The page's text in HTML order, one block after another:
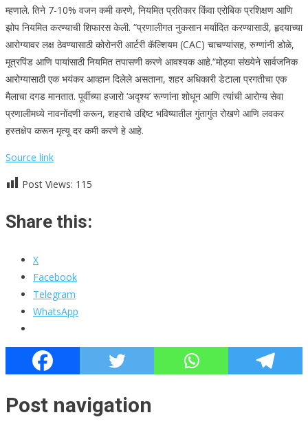
म्हणाले. तिने 7-10% वजन कमी करणे, नियमित प्रतिकार किंवा एरोबिक प्रशिक्षण आणि
झोप नियमित करण्याची शिफारस केली. “प्रणालीगत नुकसान मर्यादित करण्यासाठी, हृदयाच्या
आरोग्यावर लक्ष ठेवण्यासाठी कोरोनरी आर्टरी कॅल्शियम (CAC) चाचण्यांसह, रुग्णांनी डोळे,
मूत्रपिंड आणि पायांसाठी नियमित तपासणी करणे आवश्यक आहे.“मोठ्या संख्येने सार्वजनिक
आरोग्यासाठी एक भयंकर आव्हान दिलेले असताना, शहर अधिकारी डेटाला प्रगतीचा एक
मैलाचा दगड मानतात. पूर्वीच्या हजारो ‘अदृश्य’ रूग्णांना शोधून आणि त्यांची आरोग्य सेवा
प्रणालीमध्ये नावनोंदणी करून, शहराचे उद्दिष्ट भविष्यातील गुंतागुंत रोखणे आणि लवकर
हस्तक्षेप करून मृत्यू दर कमी करणे हे आहे.
Source link
Post Views: 115
Share this:
X
Facebook
Telegram
WhatsApp
Post navigation